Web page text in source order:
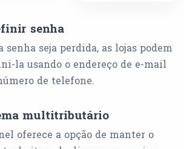
senha
senha seja perdida, as lojas podem
la usando o endereço de e-mail
de telefone.
multitributário
oferece a opção de manter o